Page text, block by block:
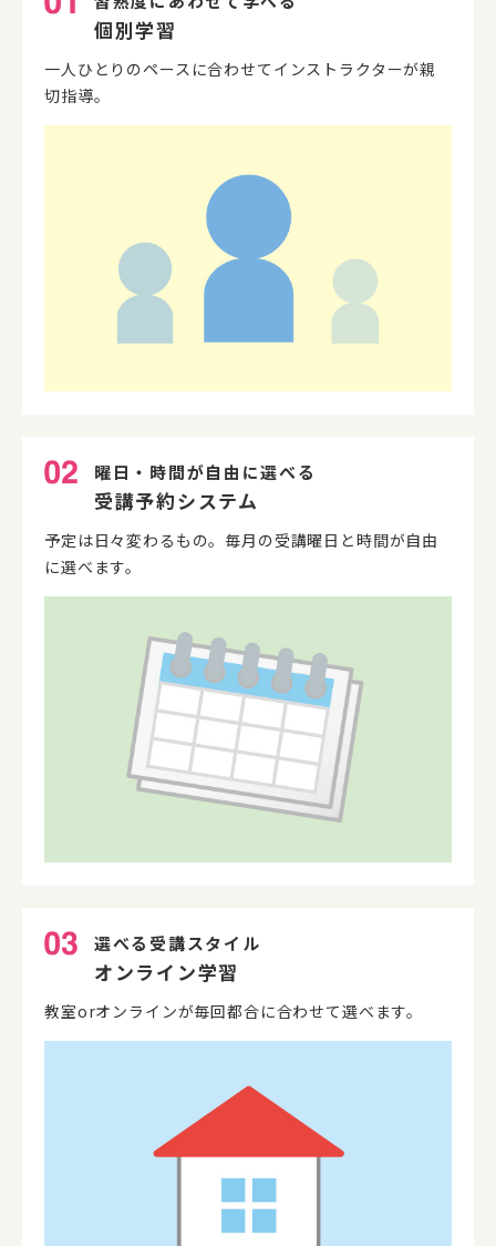
個別学習
一人ひとりのペースに合わせてインストラクターが親
切指導。
曜日・時間が自由に選べる
受講予約システム
予定は日々変わるもの。毎月の受講曜日と時間が自由
に選べます。
選べる受講スタイル
オンライン学習
教室orオンラインが毎回都合に合わせて選べます。